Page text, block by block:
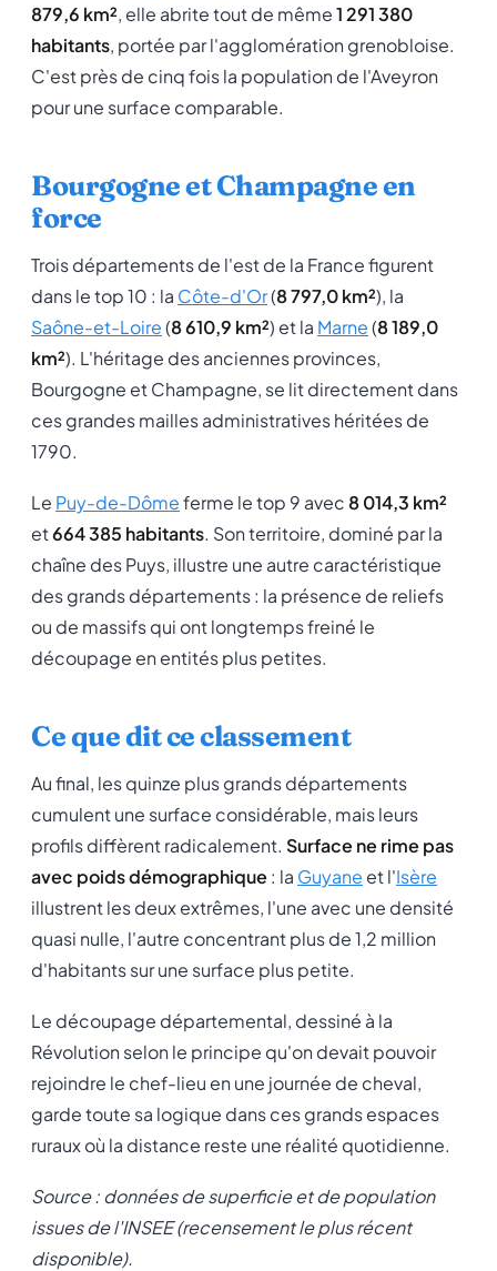
879,6 km², elle abrite tout de même1 291 380
habitants, portée par l'agglomération grenobloise.
C'est près de cinq fois la population de l'Aveyron
pour une surface comparable.
Bourgogne et Champagne en
force
Trois départements de l'est de la France figurent
dans le top 10 : la Côte-d'Or(8 797,0 km²), la
Saône-et-Loire(8 610,9 km²) et la Marne(8 189,0
km²). L'héritage des anciennes provinces,
Bourgogne et Champagne, se lit directement dans
ces grandes mailles administratives héritées de
1790.
Le Puy-de-Dômeferme le top 9 avec 8 014,3 km²
et664 385 habitants. Son territoire, dominé par la
chaîne des Puys, illustre une autre caractéristique
des grands départements : la présence de reliefs
ou de massifs qui ont longtemps freiné le
découpage en entités plus petites.
Ce que dit ce classement
Au final, les quinze plus grands départements
cumulent une surface considérable, mais leurs
profils diffèrent radicalement. Surface ne rime pas
avec poids démographique : la Guyane et l'Isère
illustrent les deux extrêmes, l'une avec une densité
quasi nulle, l'autre concentrant plus de 1,2 million
d'habitants sur une surface plus petite.
Le découpage départemental, dessiné à la
Révolution selon le principe qu'on devait pouvoir
rejoindre le chef-lieu en une journée de cheval,
garde toute sa logique dans ces grands espaces
ruraux où la distance reste une réalité quotidienne.
Source : données de superficie et de population
issues de l'INSEE (recensement le plus récent
disponible).